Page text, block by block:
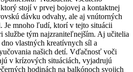
stojí v prvej bojovej a kontaktnej
dávku odvahy, ale aj vnútorných
Je mnoho ľudí, ktorí v tejto situácii
službe tým najzraniteľnejším. Aj učitelia
vlastných kreatívnych síl a
našich detí. Vďačnosť voči
v krízových situáciách, vyjadrujú
hodinách na balkónoch svojich